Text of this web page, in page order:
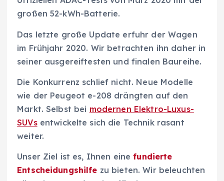
großen 52-kWh-Batterie.
Das letzte große Update erfuhr der Wagen
im Frühjahr 2020. Wir betrachten ihn daher in
seiner ausgereiftesten und finalen Baureihe.
Die Konkurrenz schlief nicht. Neue Modelle
wie der Peugeot e-208 drängten auf den
Markt. Selbst bei modernen Elektro-Luxus-
SUVsentwickelte sich die Technik rasant
weiter.
Unser Ziel ist es, Ihnen einefundierte
Entscheidungshilfe zu bieten. Wir beleuchten